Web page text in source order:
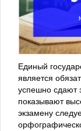
Единый
является
успешно сдают
показывают
экзамену